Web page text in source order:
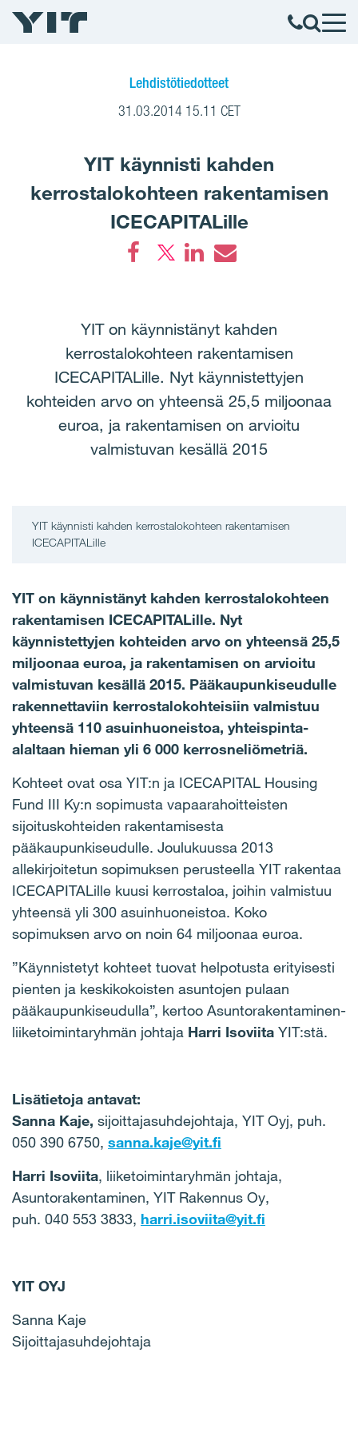
Lehdistötiedotteet
31.03.2014 15.11 CET
YIT käynnisti kahden
kerrostalokohteen rakentamisen
ICECAPITALille
YIT on käynnistänyt kahden
kerrostalokohteen rakentamisen
ICECAPITALille. Nyt käynnistettyjen
kohteiden arvo on yhteensä 25,5 miljoonaa
euroa, ja rakentamisen on arvioitu
valmistuvan kesällä 2015
YIT käynnisti kahden kerrostalokohteen rakentamisen
ICECAPITALille
YIT on käynnistänyt kahden kerrostalokohteen
rakentamisen ICECAPITALille. Nyt
käynnistettyjen kohteiden arvo on yhteensä 25,5
miljoonaa euroa, ja rakentamisen on arvioitu
valmistuvan kesällä 2015. Pääkaupunkiseudulle
rakennettaviin kerrostalokohteisiin valmistuu
yhteensä 110 asuinhuoneistoa, yhteispinta-
alaltaan hieman yli 6 000 kerrosneliömetriä.
Kohteet ovat osa YIT:n ja ICECAPITAL Housing
Fund III Ky:n sopimusta vapaarahoitteisten
sijoituskohteiden rakentamisesta
pääkaupunkiseudulle. Joulukuussa 2013
allekirjoitetun sopimuksen perusteella YIT rakentaa
ICECAPITALille kuusi kerrostaloa, joihin valmistuu
yhteensä yli 300 asuinhuoneistoa. Koko
sopimuksen arvo on noin 64 miljoonaa euroa.
”Käynnistetyt kohteet tuovat helpotusta erityisesti
pienten ja keskikokoisten asuntojen pulaan
pääkaupunkiseudulla”, kertoo Asuntorakentaminen-
liiketoimintaryhmän johtaja Harri Isoviita YIT:stä.
Lisätietoja antavat:
Sanna Kaje, sijoittajasuhdejohtaja, YIT Oyj, puh.
050 390 6750, sanna.kaje@yit.fi
Harri Isoviita, liiketoimintaryhmän johtaja,
Asuntorakentaminen, YIT Rakennus Oy,
puh. 040 553 3833, harri.isoviita@yit.fi
YIT OYJ
Sanna Kaje
Sijoittajasuhdejohtaja